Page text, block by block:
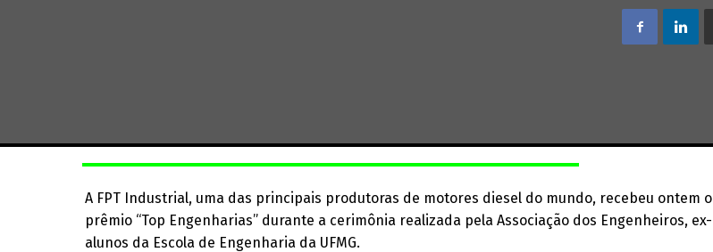
A FPT Industrial, uma das principais produtoras de motores diesel do mundo, recebeu ontem o
prêmio “Top Engenharias” durante a cerimônia realizada pela Associação dos Engenheiros, ex-
alunos da Escola de Engenharia da UFMG.